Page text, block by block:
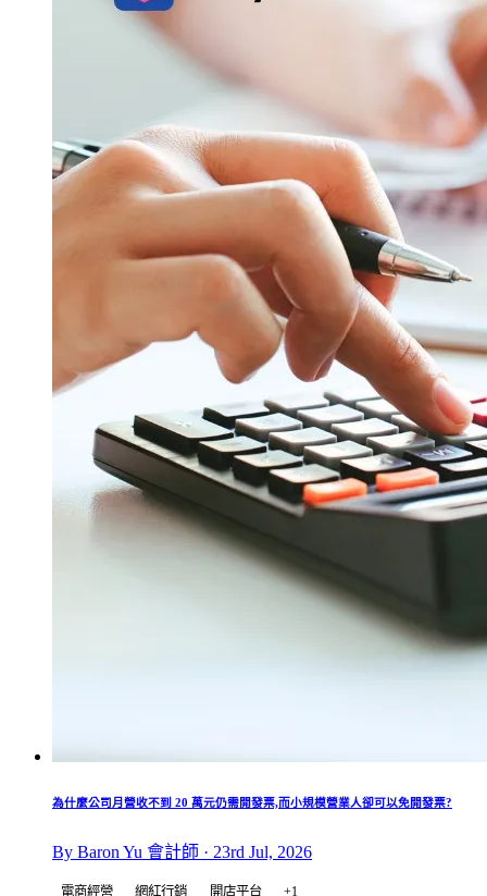
為什麼公司月營收不到 20 萬元仍需開發票,而小規模營業人卻可以免開發票?
By Baron Yu 會計師 · 23rd Jul, 2026
電商經營 網紅行銷 開店平台 +1